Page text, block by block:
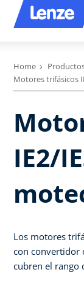
Home
Motores trifásicos
IE2/
Los motores
con convertidor
cubren el rango